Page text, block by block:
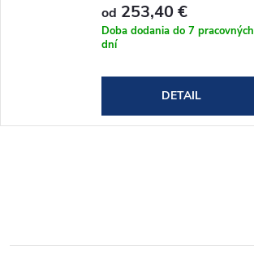
od 253,40 €
Doba dodania do 7 pracovných
dní
DETAIL